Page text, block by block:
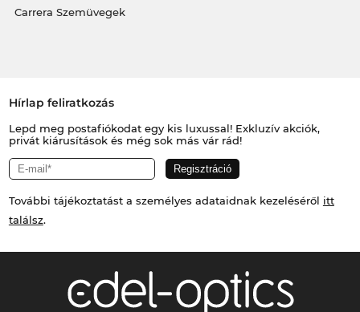
Carrera Szemüvegek
Hírlap feliratkozás
Lepd meg postafiókodat egy kis luxussal! Exkluzív akciók,
privát kiárusítások és még sok más vár rád!
További tájékoztatást a személyes adataidnak kezeléséről itt
találsz.